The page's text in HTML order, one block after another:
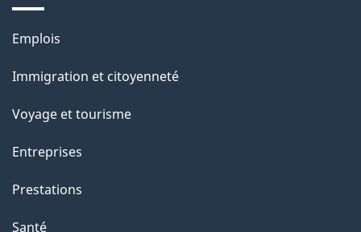
Thèmes
sujets
Emplois
Immigration et citoyenneté
Voyage et tourisme
Entreprises
Prestations
Santé